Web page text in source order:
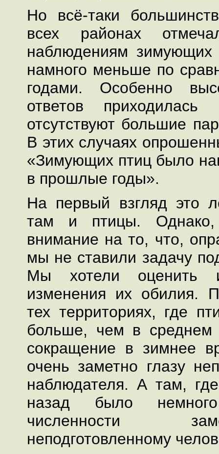
Но всё-таки
всех районах
наблюдениям зимующих
намного меньше по
годами. Особенно
ответов
отсутствуют большие
В этих случаях
«Зимующих птиц было
в прошлые годы».
На первый взгляд это
там и птицы.
внимание на то, что,
мы не ставили задачу
Мы хотели оценить
изменения их обилия.
тех территориях, где
больше, чем в среднем
сокращение в зимнее
очень заметно глазу
наблюдателя. А там,
назад было
численности
неподготовленному